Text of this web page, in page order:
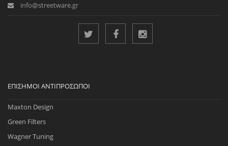
info@streetware.gr
ΕΠΊΣΗΜΟΙ ΑΝΤΙΠΡΌΣΩΠΟΙ
Maxton Design
Green Filters
Wagner Tuning